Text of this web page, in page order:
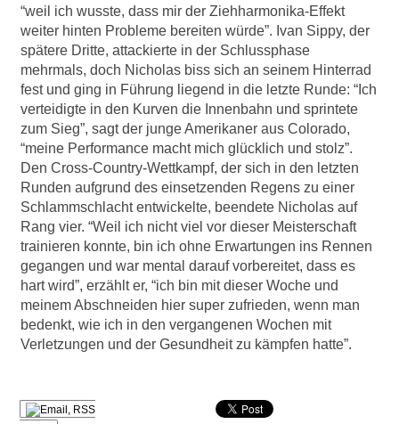
“weil ich wusste, dass mir der Ziehharmonika-Effekt
weiter hinten Probleme bereiten würde”. Ivan Sippy, der
spätere Dritte, attackierte in der Schlussphase
mehrmals, doch Nicholas biss sich an seinem Hinterrad
fest und ging in Führung liegend in die letzte Runde: “Ich
verteidigte in den Kurven die Innenbahn und sprintete
zum Sieg”, sagt der junge Amerikaner aus Colorado,
“meine Performance macht mich glücklich und stolz”.
Den Cross-Country-Wettkampf, der sich in den letzten
Runden aufgrund des einsetzenden Regens zu einer
Schlammschlacht entwickelte, beendete Nicholas auf
Rang vier. “Weil ich nicht viel vor dieser Meisterschaft
trainieren konnte, bin ich ohne Erwartungen ins Rennen
gegangen und war mental darauf vorbereitet, dass es
hart wird”, erzählt er, “ich bin mit dieser Woche und
meinem Abschneiden hier super zufrieden, wenn man
bedenkt, wie ich in den vergangenen Wochen mit
Verletzungen und der Gesundheit zu kämpfen hatte”.